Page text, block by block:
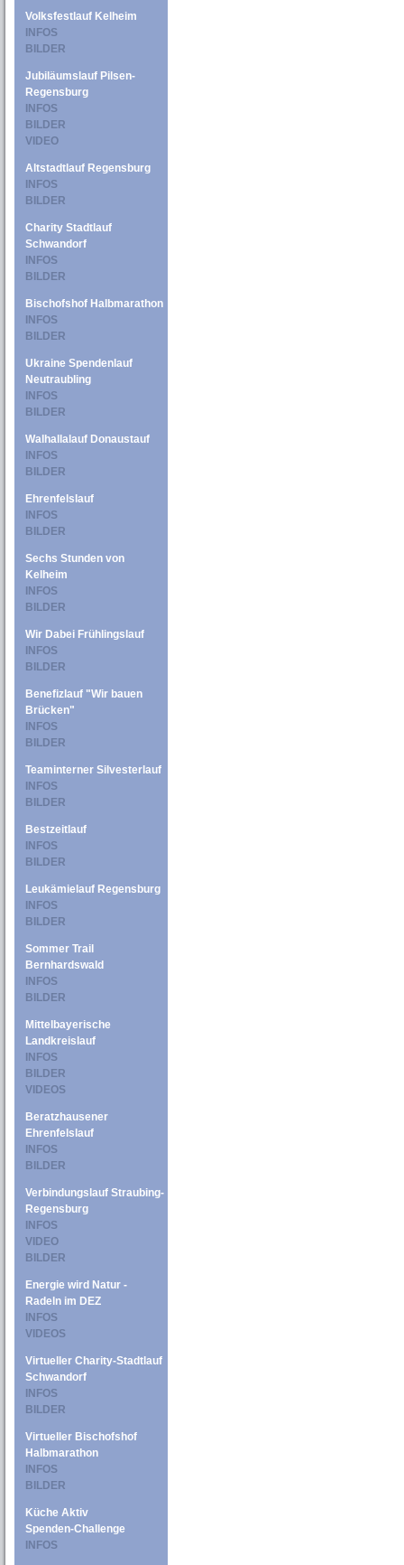
Volksfestlauf Kelheim
INFOS
BILDER
Jubiläumslauf Pilsen-
Regensburg
INFOS
BILDER
VIDEO
Altstadtlauf Regensburg
INFOS
BILDER
Charity Stadtlauf
Schwandorf
INFOS
BILDER
Bischofshof Halbmarathon
INFOS
BILDER
Ukraine Spendenlauf
Neutraubling
INFOS
BILDER
Walhallalauf Donaustauf
INFOS
BILDER
Ehrenfelslauf
INFOS
BILDER
Sechs Stunden von
Kelheim
INFOS
BILDER
Wir Dabei Frühlingslauf
INFOS
BILDER
Benefizlauf "Wir bauen
Brücken"
INFOS
BILDER
Teaminterner Silvesterlauf
INFOS
BILDER
Bestzeitlauf
INFOS
BILDER
Leukämielauf Regensburg
INFOS
BILDER
Sommer Trail
Bernhardswald
INFOS
BILDER
Mittelbayerische
Landkreislauf
INFOS
BILDER
VIDEOS
Beratzhausener
Ehrenfelslauf
INFOS
BILDER
Verbindungslauf Straubing-
Regensburg
INFOS
VIDEO
BILDER
Energie wird Natur -
Radeln im DEZ
INFOS
VIDEOS
Virtueller Charity-Stadtlauf
Schwandorf
INFOS
BILDER
Virtueller Bischofshof
Halbmarathon
INFOS
BILDER
Küche Aktiv
Spenden-Challenge
INFOS